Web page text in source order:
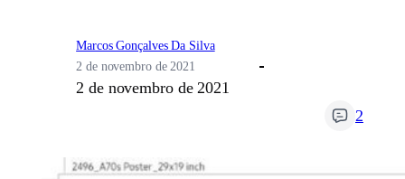
Marcos Gonçalves Da Silva
2 de novembro de 2021
2 de novembro de 2021
2